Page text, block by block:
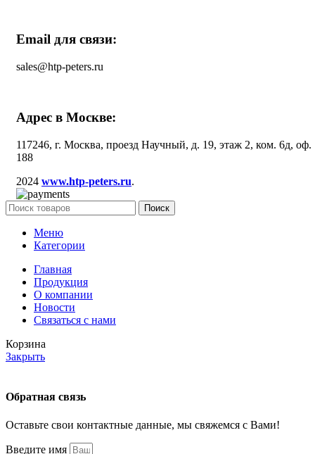
Email для связи:
sales@htp-peters.ru
Адрес в Москве:
117246, г. Москва, проезд Научный, д. 19, этаж 2, ком. 6д, оф.
188
2024 www.htp-peters.ru.
Поиск
Меню
Категории
Главная
Продукция
О компании
Новости
Связаться с нами
Корзина
Закрыть
Обратная связь
Оставьте свои контактные данные, мы свяжемся с Вами!
Введите имя